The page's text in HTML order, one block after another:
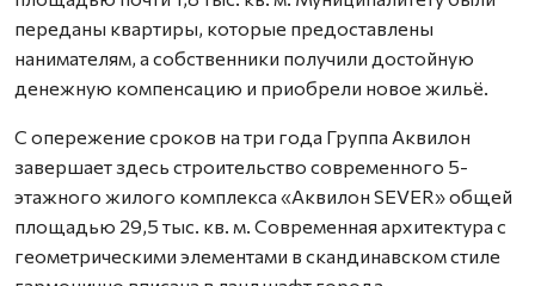
переданы квартиры, которые предоставлены
нанимателям, а собственники получили достойную
денежную компенсацию и приобрели новое жильё.
С опережение сроков на три года Группа Аквилон
завершает здесь строительство современного 5-
этажного жилого комплекса «Аквилон SEVER» общей
площадью 29,5 тыс. кв. м. Современная архитектура с
геометрическими элементами в скандинавском стиле